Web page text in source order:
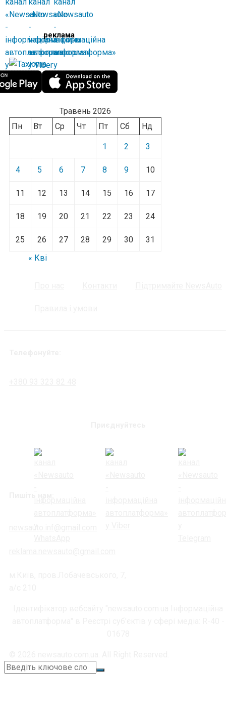
реклама
Травень 2026
Пн
Вт Ср Чт Пт Сб Нд
1 2 3
4 5 6 7 8 9 10
11 12 13 14 15 16 17
18 19 20 21 22 23 24
25 26 27 28 29 30
31
« Кві